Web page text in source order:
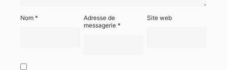
Nom *
Adresse de
messagerie*
Site web